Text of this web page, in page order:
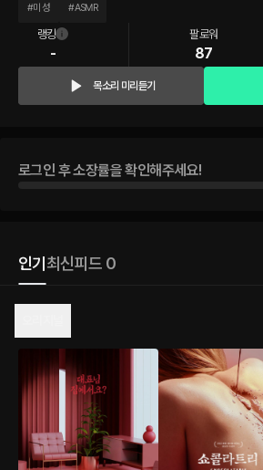
#미성 #ASMR
랭킹
-
팔로워
87
목소리 미리듣기
로그인 후 소장률을 확인해주세요!
인기 최신피드 0